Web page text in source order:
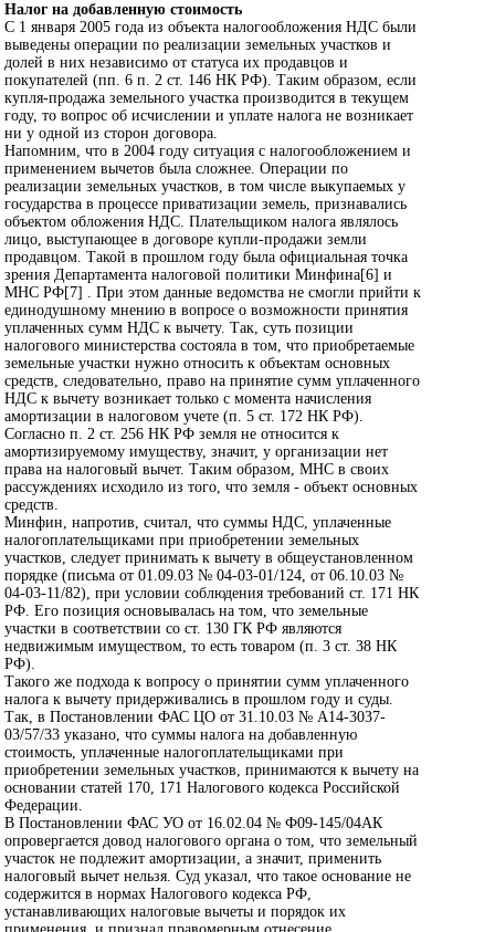
Налог на добавленную стоимость
С 1 января 2005 года из объекта налогообложения НДС были
выведены операции по реализации земельных участков и
долей в них независимо от статуса их продавцов и
покупателей (пп. 6 п. 2 ст. 146 НК РФ). Таким образом, если
купля-продажа земельного участка производится в текущем
году, то вопрос об исчислении и уплате налога не возникает
ни у одной из сторон договора.
Напомним, что в 2004 году ситуация с налогообложением и
применением вычетов была сложнее. Операции по
реализации земельных участков, в том числе выкупаемых у
государства в процессе приватизации земель, признавались
объектом обложения НДС. Плательщиком налога являлось
лицо, выступающее в договоре купли-продажи земли
продавцом. Такой в прошлом году была официальная точка
зрения Департамента налоговой политики Минфина[6] и
МНС РФ[7] . При этом данные ведомства не смогли прийти к
единодушному мнению в вопросе о возможности принятия
уплаченных сумм НДС к вычету. Так, суть позиции
налогового министерства состояла в том, что приобретаемые
земельные участки нужно относить к объектам основных
средств, следовательно, право на принятие сумм уплаченного
НДС к вычету возникает только с момента начисления
амортизации в налоговом учете (п. 5 ст. 172 НК РФ).
Согласно п. 2 ст. 256 НК РФ земля не относится к
амортизируемому имуществу, значит, у организации нет
права на налоговый вычет. Таким образом, МНС в своих
рассуждениях исходило из того, что земля - объект основных
средств.
Минфин, напротив, считал, что суммы НДС, уплаченные
налогоплательщиками при приобретении земельных
участков, следует принимать к вычету в общеустановленном
порядке (письма от 01.09.03 № 04-03-01/124, от 06.10.03 №
04-03-11/82), при условии соблюдения требований ст. 171 НК
РФ. Его позиция основывалась на том, что земельные
участки в соответствии со ст. 130 ГК РФ являются
недвижимым имуществом, то есть товаром (п. 3 ст. 38 НК
РФ).
Такого же подхода к вопросу о принятии сумм уплаченного
налога к вычету придерживались в прошлом году и суды.
Так, в Постановлении ФАС ЦО от 31.10.03 № А14-3037-
03/57/33 указано, что суммы налога на добавленную
стоимость, уплаченные налогоплательщиками при
приобретении земельных участков, принимаются к вычету на
основании статей 170, 171 Налогового кодекса Российской
Федерации.
В Постановлении ФАС УО от 16.02.04 № Ф09-145/04АК
опровергается довод налогового органа о том, что земельный
участок не подлежит амортизации, а значит, применить
налоговый вычет нельзя. Суд указал, что такое основание не
содержится в нормах Налогового кодекса РФ,
устанавливающих налоговые вычеты и порядок их